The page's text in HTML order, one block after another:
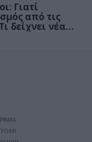
Γιατί
από τις
δείχνει νέα